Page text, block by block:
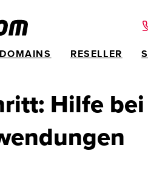
DOMAINS RESELLER
Hilfe bei